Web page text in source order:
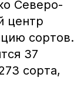
Северо-
центр
сортов.
37
сорта,